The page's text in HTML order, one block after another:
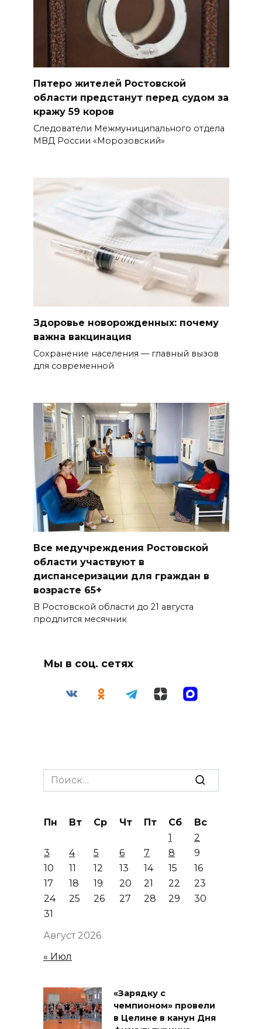
Пятеро жителей Ростовской
области предстанут перед судом за
кражу 59 коров
Следователи Межмуниципального отдела
МВД России «Морозовский»
Здоровье новорожденных: почему
важна вакцинация
Сохранение населения — главный вызов
для современной
Все медучреждения Ростовской
области участвуют в
диспансеризации для граждан в
возрасте 65+
В Ростовской области до 21 августа
продлится месячник
Мы в соц. сетях
Search
for:
Август 2026
Пн Вт Ср Чт Пт Сб
Вс
1
2
3
4 5 6 7 8
9
10
11 12 13 14 15
16
17
18 19 20 21 22
23
24
25 26 27 28 29
30
31
« Июл
«Зарядку с
чемпионом» провели
в Целине в канун Дня